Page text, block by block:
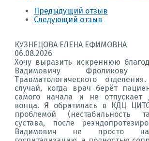
Предыдущий отзыв
Следующий отзыв
КУЗНЕЦОВА ЕЛЕНА ЕФИМОВНА
06.08.2026
Хочу выразить искреннюю
Вадимовичу
Травматологического
случай, когда врач берёт
самого начала и не отпускает
конца. Я обратилась в КДЦ
проблемой (нестабильность
сустава, после
Вадимович не просто